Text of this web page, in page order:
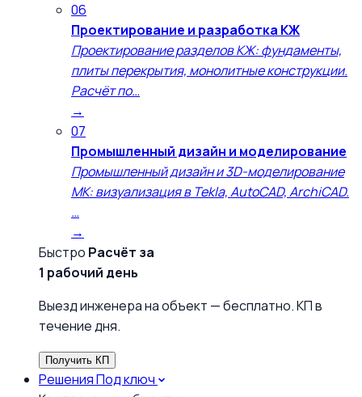
06
Проектирование и разработка КЖ
Проектирование разделов КЖ: фундаменты,
плиты перекрытия, монолитные конструкции.
Расчёт по…
→
07
Промышленный дизайн и моделирование
Промышленный дизайн и 3D-моделирование
МК: визуализация в Tekla, AutoCAD, ArchiCAD.
…
→
Быстро Расчёт за
1 рабочий день
Выезд инженера на объект — бесплатно. КП в
течение дня.
Получить КП
РешенияПод ключ